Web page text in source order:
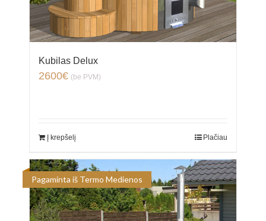
Kubilas Delux
2600€ (be PVM)
Į krepšelį Plačiau
Pagaminta iš Termo Medienos